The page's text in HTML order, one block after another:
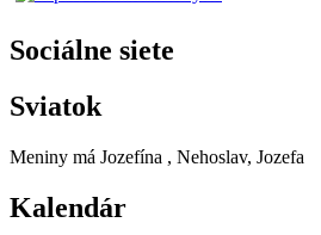
Sociálne siete
Sviatok
Meniny má Jozefína , Nehoslav, Jozefa
Kalendár